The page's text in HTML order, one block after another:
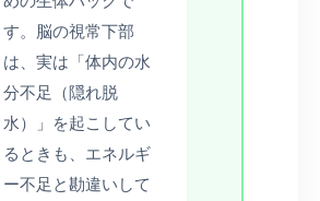
す。脳の視常下部
は、実は「体内の水
分不足（隠れ脱
水）」を起こしてい
るときも、エネルギ
ー不足と勘違いして